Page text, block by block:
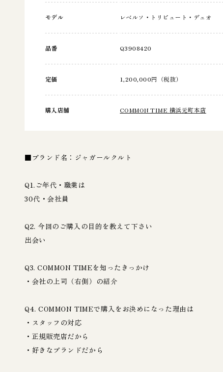
モデル レベルソ・トリビュート・デュオ
品番 Q3908420
定価 1,200,000円（税抜）
購入店舗 COMMON TIME 横浜元町本店
■ブランド名：ジャガールクルト
Q1.ご年代・職業は
30代・会社員
Q2. 今回のご購入の目的を教えて下さい
出会い
Q3. COMMON TIMEを知ったきっかけ
・会社の上司（右側）の紹介
Q4. COMMON TIMEで購入をお決めになった理由は
・スタッフの対応
・正規販売店だから
・好きなブランドだから